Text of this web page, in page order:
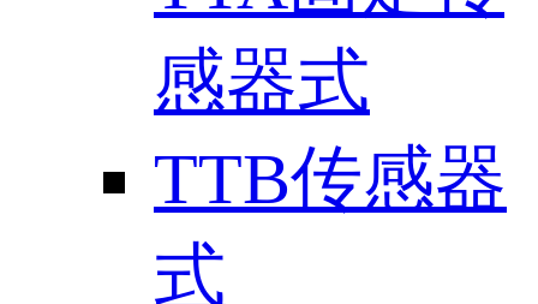
感器式
TTB传感器
式